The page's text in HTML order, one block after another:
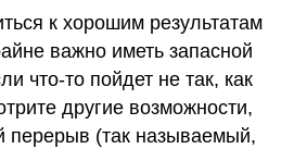
к хорошим результатам
важно иметь запасной
что-то пойдет не так, как
другие возможности,
перерыв (так называемый,